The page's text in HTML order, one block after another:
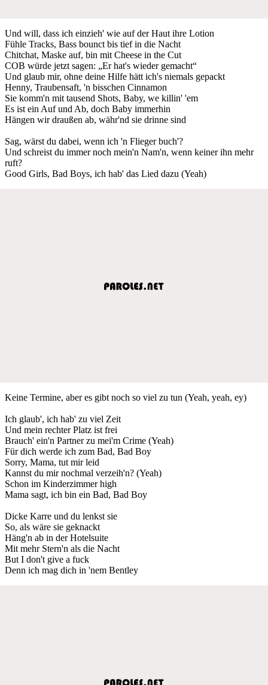
Und will, dass ich einzieh' wie auf der Haut ihre Lotion
Fühle Tracks, Bass bounct bis tief in die Nacht
Chitchat, Maske auf, bin mit Cheese in the Cut
COB würde jetzt sagen: „Er hat's wieder gemacht“
Und glaub mir, ohne deine Hilfe hätt ich's niemals gepackt
Henny, Traubensaft, 'n bisschen Cinnamon
Sie komm'n mit tausend Shots, Baby, we killin' 'em
Es ist ein Auf und Ab, doch Baby immerhin
Hängen wir draußen ab, währ'nd sie drinne sind
Sag, wärst du dabei, wenn ich 'n Flieger buch'?
Und schreist du immer noch mein'n Nam'n, wenn keiner ihn mehr
ruft?
Good Girls, Bad Boys, ich hab' das Lied dazu (Yeah)
Keine Termine, aber es gibt noch so viel zu tun (Yeah, yeah, ey)
Ich glaub', ich hab' zu viel Zeit
Und mein rechter Platz ist frei
Brauch' ein'n Partner zu mei'm Crime (Yeah)
Für dich werde ich zum Bad, Bad Boy
Sorry, Mama, tut mir leid
Kannst du mir nochmal verzeih'n? (Yeah)
Schon im Kinderzimmer high
Mama sagt, ich bin ein Bad, Bad Boy
Dicke Karre und du lenkst sie
So, als wäre sie geknackt
Häng'n ab in der Hotelsuite
Mit mehr Stern'n als die Nacht
But I don't give a fuck
Denn ich mag dich in 'nem Bentley